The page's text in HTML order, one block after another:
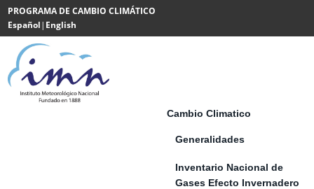
Saltar al contenido
PROGRAMA DE CAMBIO CLIMÁTICO
Español| English
Powered
by
Translate
Cambio Climatico
Generalidades
Inventario Nacional de
Gases Efecto Invernadero